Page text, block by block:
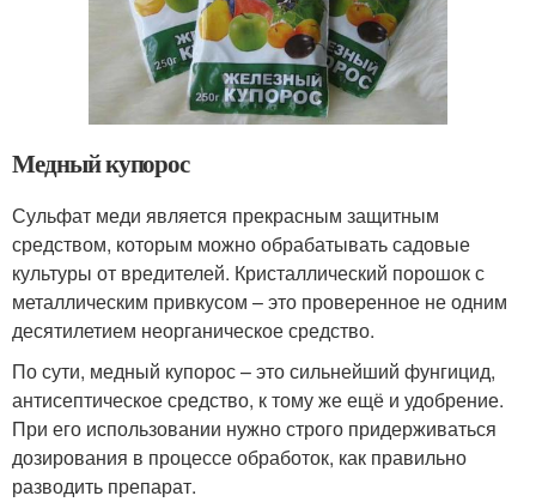
Медный купорос
Сульфат меди является прекрасным защитным
средством, которым можно обрабатывать садовые
культуры от вредителей. Кристаллический порошок с
металлическим привкусом – это проверенное не одним
десятилетием неорганическое средство.
По сути, медный купорос – это сильнейший фунгицид,
антисептическое средство, к тому же ещё и удобрение.
При его использовании нужно строго придерживаться
дозирования в процессе обработок, как правильно
разводить препарат.